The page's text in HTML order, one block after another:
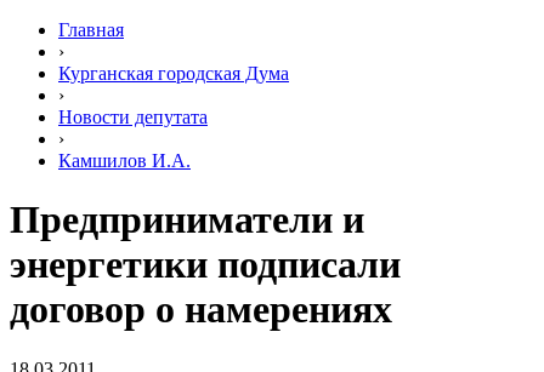
Главная
›
Курганская городская Дума
›
Новости депутата
›
Камшилов И.А.
Предприниматели и
энергетики подписали
договор о намерениях